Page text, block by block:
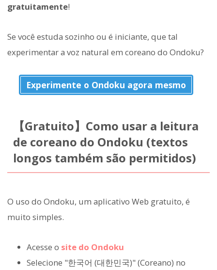
gratuitamente!
Se você estuda sozinho ou é iniciante, que tal
experimentar a voz natural em coreano do Ondoku?
Experimente o Ondoku agora mesmo
【Gratuito】Como usar a leitura
de coreano do Ondoku (textos
longos também são permitidos)
O uso do Ondoku, um aplicativo Web gratuito, é
muito simples.
Acesse o site do Ondoku
Selecione "한국어 (대한민국)" (Coreano) no